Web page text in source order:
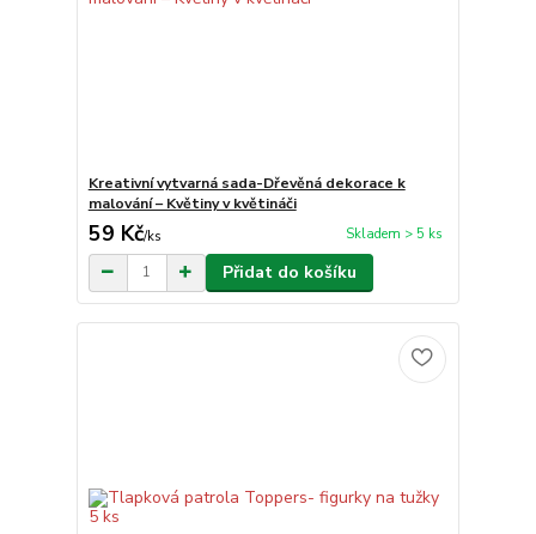
Kreativní vytvarná sada-Dřevěná dekorace k
malování – Květiny v květináči
59 Kč/ks Skladem > 5 ks
Přidat do košíku